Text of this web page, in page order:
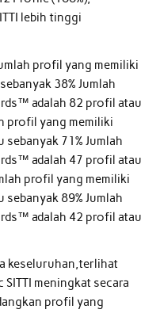
lebih tinggi
profil yang memiliki
38% Jumlah
adalah 82 profil atau
profil yang memiliki
71% Jumlah
adalah 47 profil atau
profil yang memiliki
89% Jumlah
adalah 42 profil atau
keseluruhan,terlihat
meningkat secara
profil yang